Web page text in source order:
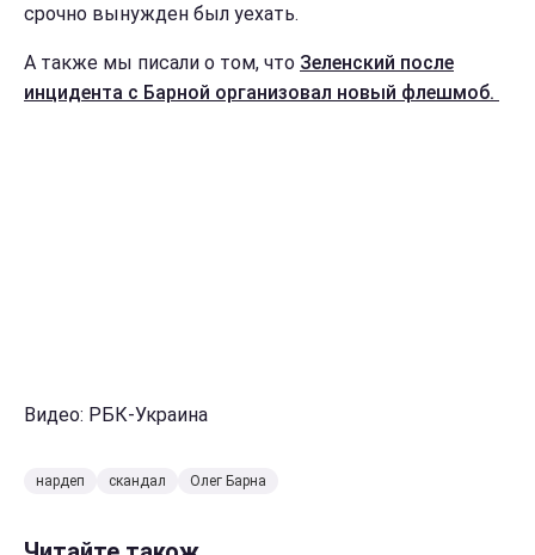
срочно вынужден был уехать.
А также мы писали о том, что Зеленский после
инцидента с Барной организовал новый флешмоб.
Видео: РБК-Украина
нардеп скандал Олег Барна